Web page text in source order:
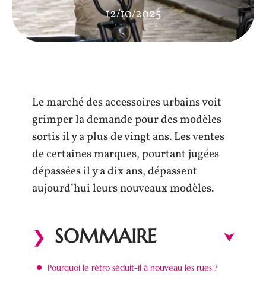
12/10/2025
Le marché des accessoires urbains voit
grimper la demande pour des modèles
sortis il y a plus de vingt ans. Les ventes
de certaines marques, pourtant jugées
dépassées il y a dix ans, dépassent
aujourd’hui leurs nouveaux modèles.
SOMMAIRE
Pourquoi le rétro séduit-il à nouveau les rues ?